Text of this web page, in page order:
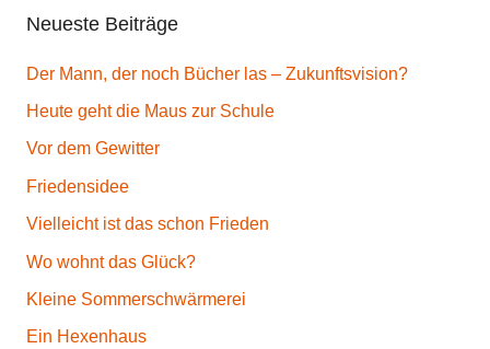
h
Neueste Beiträge
Der Mann, der noch Bücher las – Zukunftsvision?
Heute geht die Maus zur Schule
Vor dem Gewitter
Friedensidee
Vielleicht ist das schon Frieden
Wo wohnt das Glück?
Kleine Sommerschwärmerei
Ein Hexenhaus